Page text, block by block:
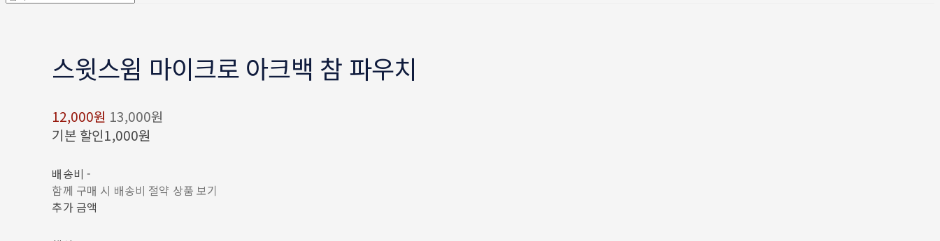
스윗스윔 마이크로 아크백 참 파우치
12,000원 13,000원
기본 할인1,000원
배송비-
함께 구매 시 배송비 절약 상품 보기
추가 금액